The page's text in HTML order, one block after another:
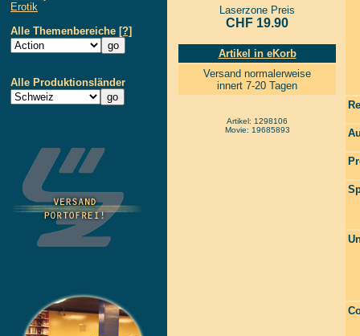
Erotik
Alle Themenbereiche [?]
Alle Produktionsländer
Laserzone Preis
CHF 19.90
Artikel in eKorb
Versand normalerweise
innert 7-20 Tagen
Artikel: 1298106
Movie: 19685893